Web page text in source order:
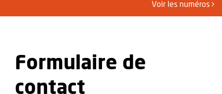
Voir les numéros
Formulaire de
contact